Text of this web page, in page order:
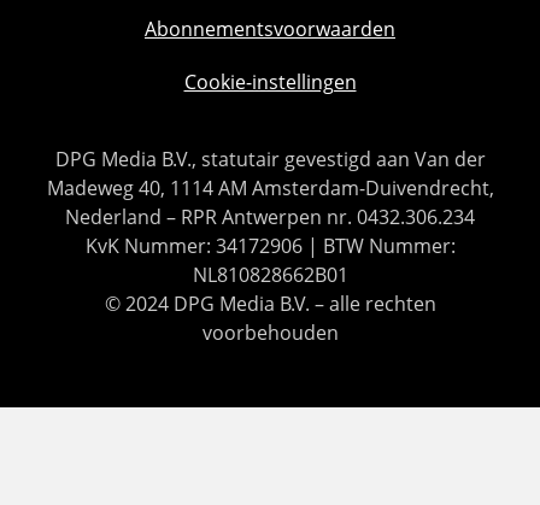
Abonnementsvoorwaarden
Cookie-instellingen
DPG Media B.V., statutair gevestigd aan Van der
Madeweg 40, 1114 AM Amsterdam-Duivendrecht,
Nederland – RPR Antwerpen nr. 0432.306.234
KvK Nummer: 34172906 | BTW Nummer:
NL810828662B01
© 2024 DPG Media B.V. – alle rechten
voorbehouden